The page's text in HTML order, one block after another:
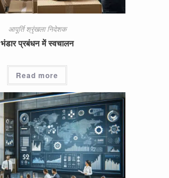
आपूर्ति श्रृंखला निदेशक
भंडार प्रबंधन में स्वचालन
Read more